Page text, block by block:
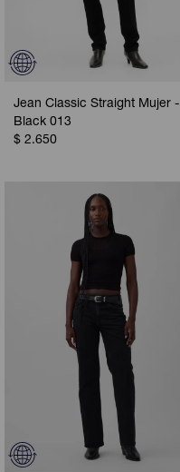
Jean Classic Straight Mujer -
Black 013
$ 2.650